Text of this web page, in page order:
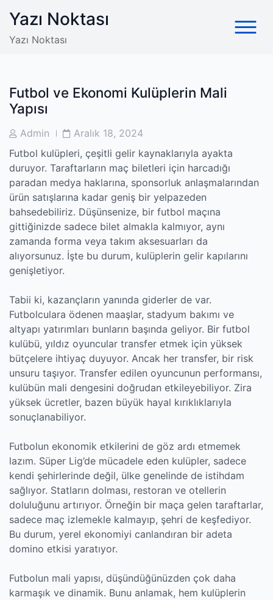
content
Yazı Noktası
Yazı Noktası
Futbol ve Ekonomi Kulüplerin Mali
Yapısı
PostAdmin
PostAralık 18, 2024
Futbol kulüpleri, çeşitli gelir kaynaklarıyla ayakta
duruyor. Taraftarların maç biletleri için harcadığı
paradan medya haklarına, sponsorluk anlaşmalarından
ürün satışlarına kadar geniş bir yelpazeden
bahsedebiliriz. Düşünsenize, bir futbol maçına
gittiğinizde sadece bilet almakla kalmıyor, aynı
zamanda forma veya takım aksesuarları da
alıyorsunuz. İşte bu durum, kulüplerin gelir kapılarını
genişletiyor.
Tabii ki, kazançların yanında giderler de var.
Futbolculara ödenen maaşlar, stadyum bakımı ve
altyapı yatırımları bunların başında geliyor. Bir futbol
kulübü, yıldız oyuncular transfer etmek için yüksek
bütçelere ihtiyaç duyuyor. Ancak her transfer, bir risk
unsuru taşıyor. Transfer edilen oyuncunun performansı,
kulübün mali dengesini doğrudan etkileyebiliyor. Zira
yüksek ücretler, bazen büyük hayal kırıklıklarıyla
sonuçlanabiliyor.
Futbolun ekonomik etkilerini de göz ardı etmemek
lazım. Süper Lig’de mücadele eden kulüpler, sadece
kendi şehirlerinde değil, ülke genelinde de istihdam
sağlıyor. Statların dolması, restoran ve otellerin
doluluğunu artırıyor. Örneğin bir maça gelen taraftarlar,
sadece maç izlemekle kalmayıp, şehri de keşfediyor.
Bu durum, yerel ekonomiyi canlandıran bir adeta
domino etkisi yaratıyor.
Futbolun mali yapısı, düşündüğünüzden çok daha
karmaşık ve dinamik. Bunu anlamak, hem kulüplerin